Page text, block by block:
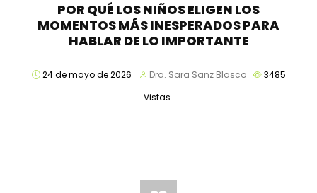
POR QUÉ LOS NIÑOS ELIGEN LOS
MOMENTOS MÁS INESPERADOS PARA
HABLAR DE LO IMPORTANTE
24 de mayo de 2026 Dra. Sara Sanz Blasco
3485
Vistas